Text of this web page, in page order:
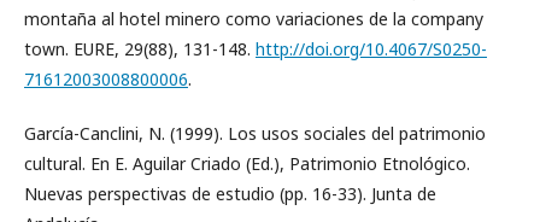
montaña al hotel minero como variaciones de la company
town. EURE, 29(88), 131-148. http://doi.org/10.4067/S0250-
71612003008800006.
García-Canclini, N. (1999). Los usos sociales del patrimonio
cultural. En E. Aguilar Criado (Ed.), Patrimonio Etnológico.
Nuevas perspectivas de estudio (pp. 16-33). Junta de